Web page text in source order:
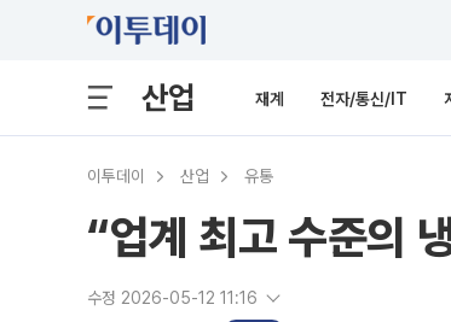
산업 재계 전자/통신/IT
이투데이 산업 유통
“업계 최고 수준의
수정 2026-05-12 11:16